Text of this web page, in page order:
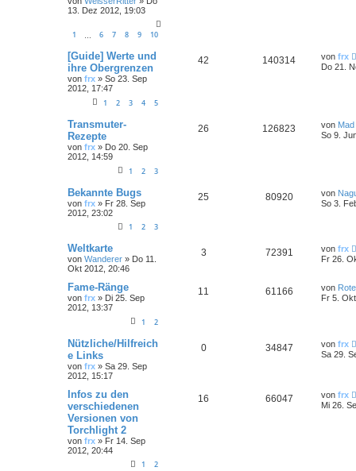
13. Dez 2012, 19:03
1 6 7 8 9 10
[Guide] Werte und
ihre Obergrenzen
von frx » So 23. Sep
2012, 17:47
1 2 3 4 5
42 140314 von frx
Do 21.
Transmuter-
Rezepte
von frx » Do 20. Sep
2012, 14:59
1 2 3
26 126823 von
So 9.
Bekannte Bugs
von frx » Fr 28. Sep
2012, 23:02
1 2 3
25 80920 von
So 3.
Weltkarte
von Wanderer » Do 11.
Okt 2012, 20:46
3 72391 von frx
Fr 26.
Fame-Ränge
von frx » Di 25. Sep
2012, 13:37
1 2
11 61166 von
Fr 5.
Nützliche/Hilfreich
e Links
von frx » Sa 29. Sep
2012, 15:17
0 34847 von frx
Sa 29.
Infos zu den
verschiedenen
Versionen von
Torchlight 2
von frx » Fr 14. Sep
2012, 20:44
1 2
16 66047 von frx
Mi 26.